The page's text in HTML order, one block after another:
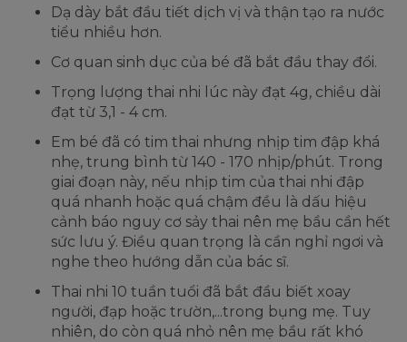
Dạ dày bắt đầu tiết dịch vị và thận tạo ra nước
tiểu nhiều hơn.
Cơ quan sinh dục của bé đã bắt đầu thay đổi.
Trọng lượng thai nhi lúc này đạt 4g, chiều dài
đạt từ 3,1 - 4 cm.
Em bé đã có tim thai nhưng nhịp tim đập khá
nhẹ, trung bình từ 140 - 170 nhịp/phút. Trong
giai đoạn này, nếu nhịp tim của thai nhi đập
quá nhanh hoặc quá chậm đều là dấu hiệu
cảnh báo nguy cơ sảy thai nên mẹ bầu cần hết
sức lưu ý. Điều quan trọng là cần nghỉ ngơi và
nghe theo hướng dẫn của bác sĩ.
Thai nhi 10 tuần tuổi đã bắt đầu biết xoay
người, đạp hoặc trườn,...trong bụng mẹ. Tuy
nhiên, do còn quá nhỏ nên mẹ bầu rất khó